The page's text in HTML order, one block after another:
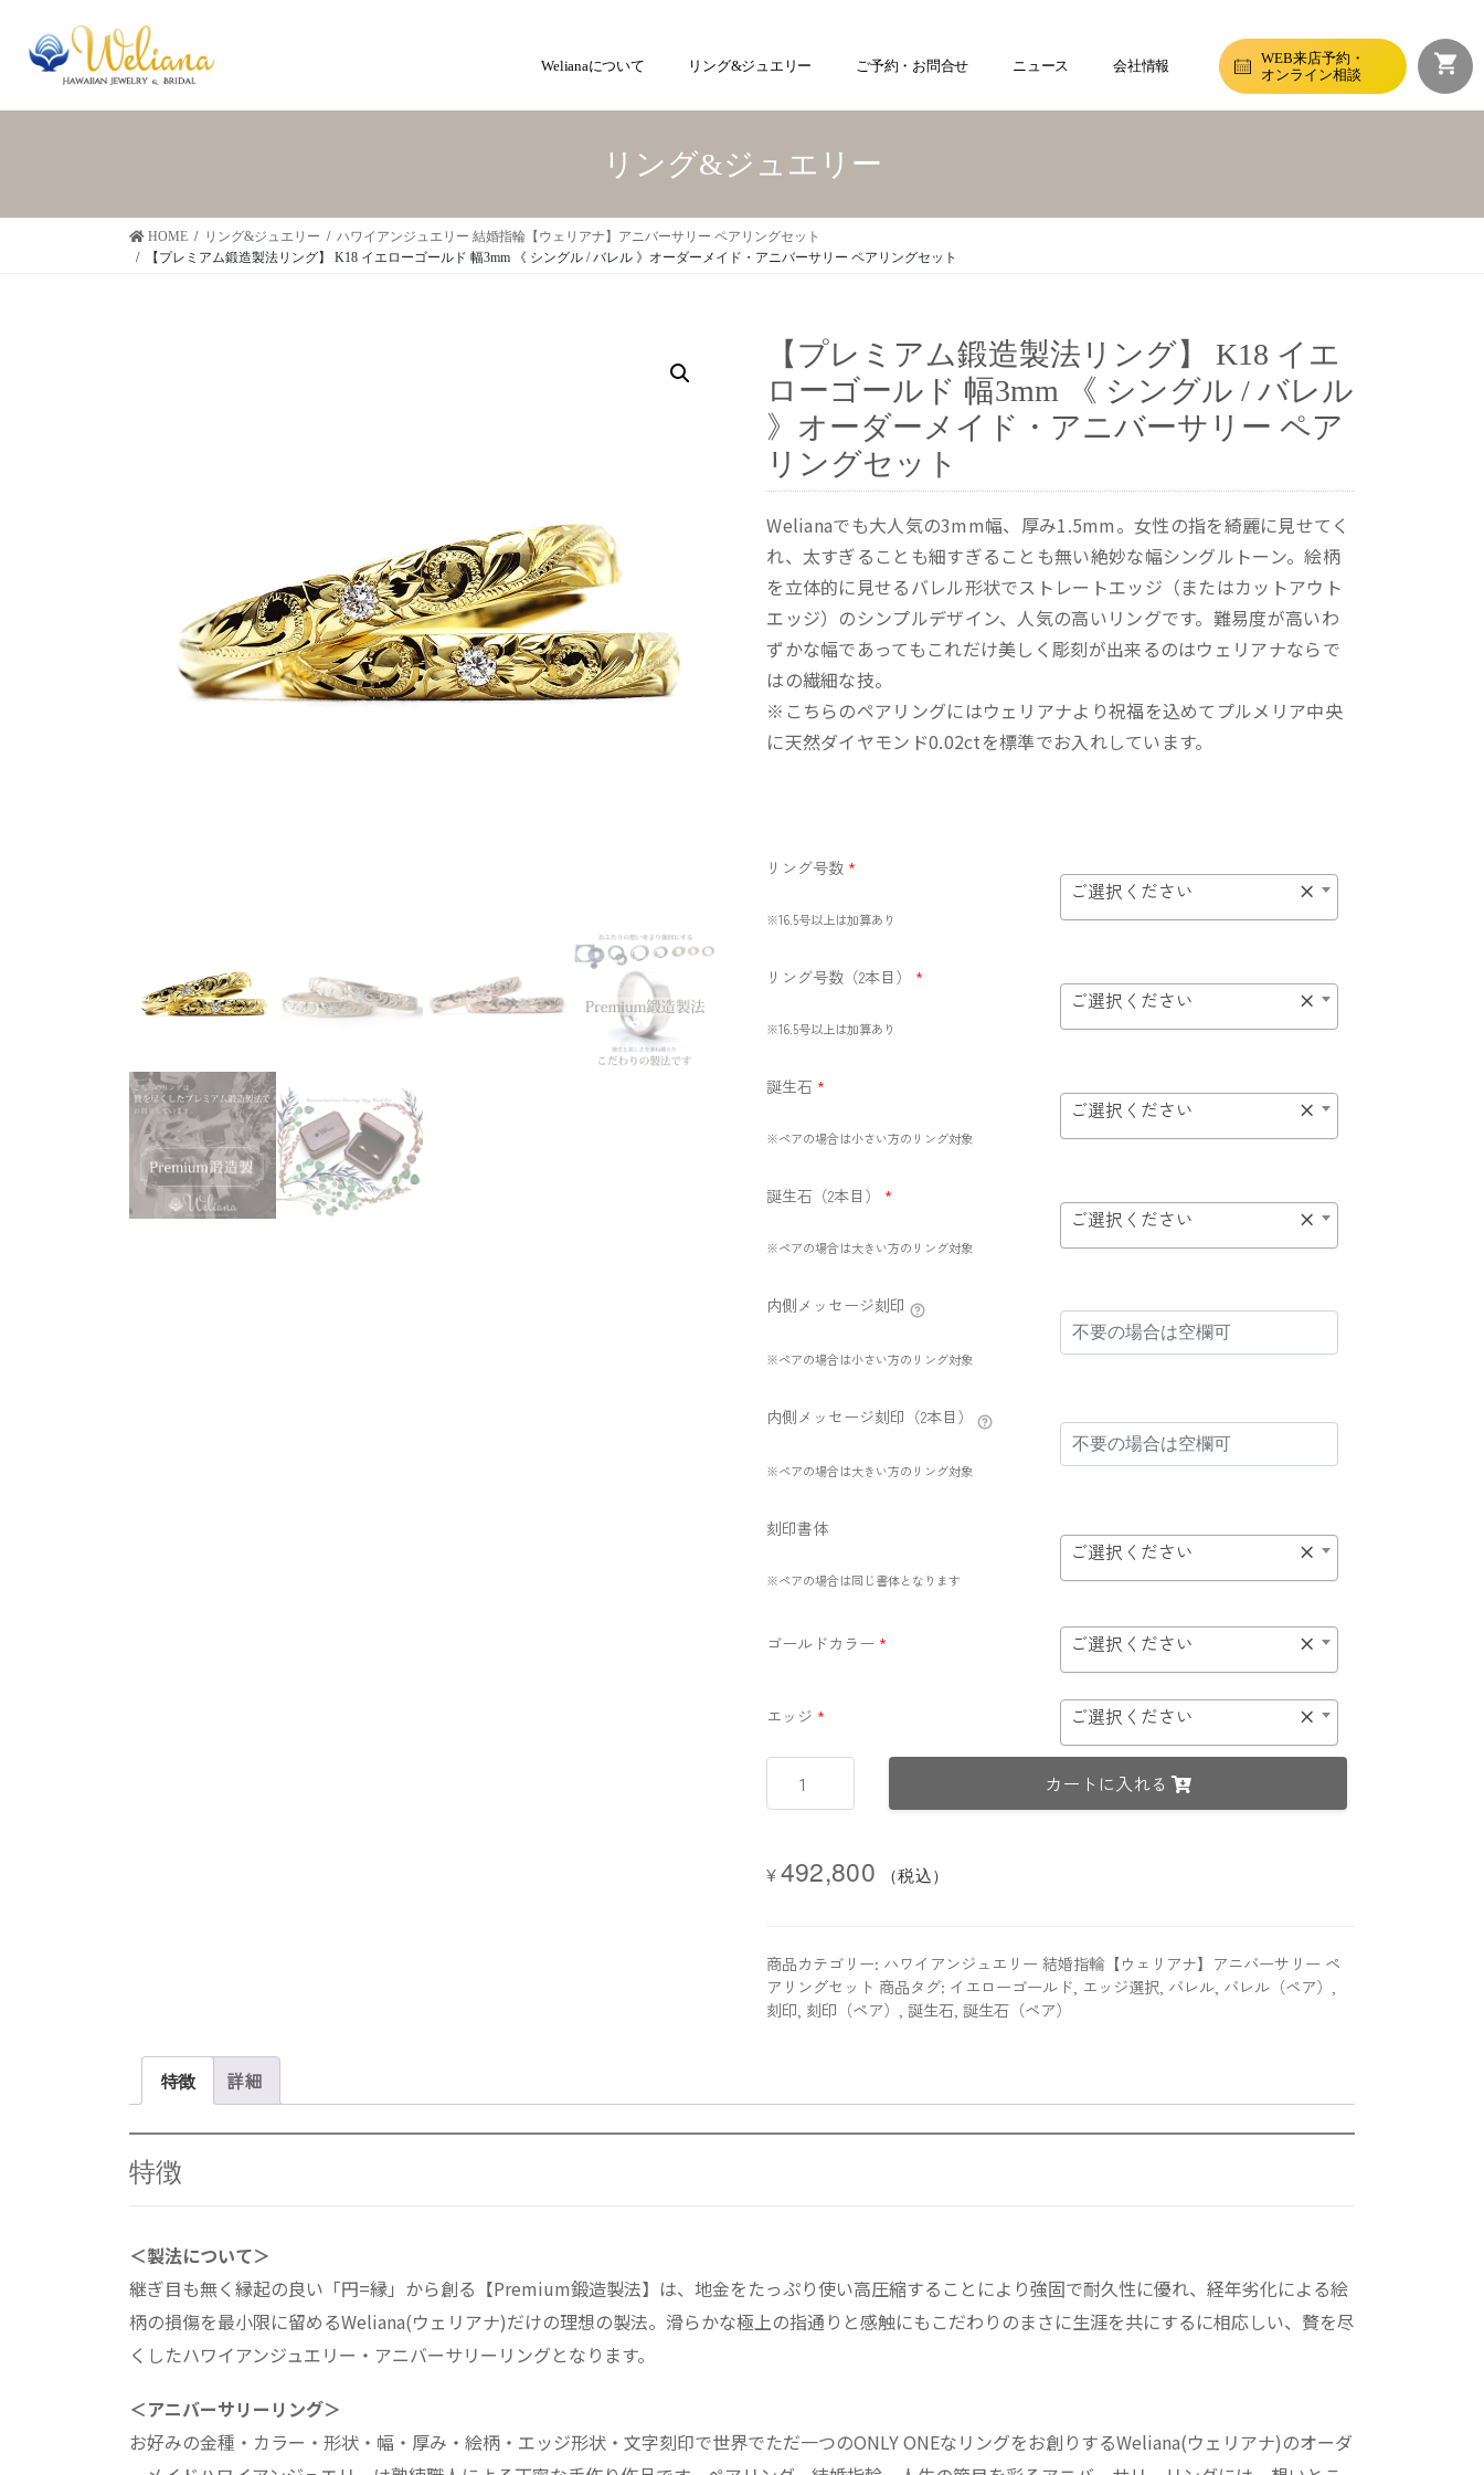
Welianaについて リング&ジュエリー ご予約・お問合せ ニュース 会社情報
WEB来店予約・
オンライン相談
リング&ジュエリー
HOME リング&ジュエリー
ハワイアンジュエリー 結婚指輪【ウェリアナ】アニバーサリー ペアリングセット
【プレミアム鍛造製法リング】 K18 イエローゴールド 幅3mm 《 シングル / バレル 》オーダーメイド・アニバーサリー ペアリングセット
【プレミアム鍛造製法リング】 K18 イエ
ローゴールド 幅3mm 《 シングル / バレル
》オーダーメイド・アニバーサリー ペア
リングセット
Welianaでも大人気の3mm幅、厚み1.5mm。女性の指を綺麗に見せてく
れ、太すぎることも細すぎることも無い絶妙な幅シングルトーン。絵柄
を立体的に見せるバレル形状でストレートエッジ（またはカットアウト
エッジ）のシンプルデザイン、人気の高いリングです。難易度が高いわ
ずかな幅であってもこれだけ美しく彫刻が出来るのはウェリアナならで
はの繊細な技。
※こちらのペアリングにはウェリアナより祝福を込めてプルメリア中央
に天然ダイヤモンド0.02ctを標準でお入れしています。
リング号数 *
※16.5号以上は加算あり
×
ご選択ください
リング号数（2本目） *
※16.5号以上は加算あり
×
ご選択ください
誕生石 *
※ペアの場合は小さい方のリング対象
×
ご選択ください
誕生石（2本目） *
※ペアの場合は大きい方のリング対象
×
ご選択ください
内側メッセージ刻印
※ペアの場合は小さい方のリング対象
内側メッセージ刻印（2本目）
※ペアの場合は大きい方のリング対象
刻印書体
※ペアの場合は同じ書体となります
×
ご選択ください
ゴールドカラー * ×
ご選択ください
エッジ * ×
ご選択ください
ム
製
法
リ
イ
エ
ド
幅
ン
グ
カートに入れる
¥492,800 （税込）
商品カテゴリー: ハワイアンジュエリー 結婚指輪【ウェリアナ】アニバーサリー ペ
アリングセット 商品タグ: イエローゴールド エッジ選択 バレル バレル（ペア）
刻印 刻印（ペア） ,誕生石 ,誕生石（ペア）
特徴 詳細
特徴
＜製法について＞
継ぎ目も無く縁起の良い「円=縁」から創る【Premium鍛造製法】は、地金をたっぷり使い高圧縮することにより強固で耐久性に優れ、経年劣化による絵
柄の損傷を最小限に留めるWeliana(ウェリアナ)だけの理想の製法。滑らかな極上の指通りと感触にもこだわりのまさに生涯を共にするに相応しい、贅を尽
くしたハワイアンジュエリー・アニバーサリーリングとなります。
＜アニバーサリーリング＞
お好みの金種・カラー・形状・幅・厚み・絵柄・エッジ形状・文字刻印で世界でただ一つのONLY ONEなリングをお創りするWeliana(ウェリアナ)のオーダ